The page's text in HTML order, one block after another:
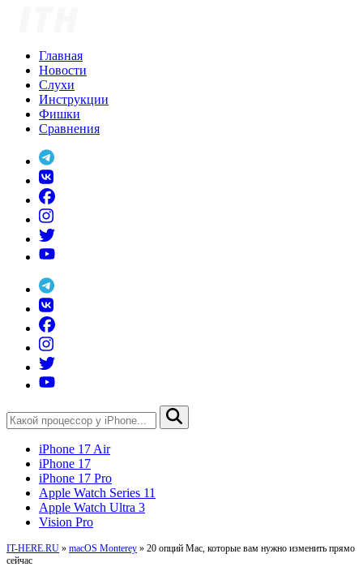
Главная
Новости
Слухи
Инструкции
Фишки
Сравнения
iPhone 17 Air
iPhone 17
iPhone 17 Pro
Apple Watch Series 11
Apple Watch Ultra 3
Vision Pro
IT-HERE.RU » macOS Monterey » 20 опций Mac, которые вам нужно изменить прямо
сейчас